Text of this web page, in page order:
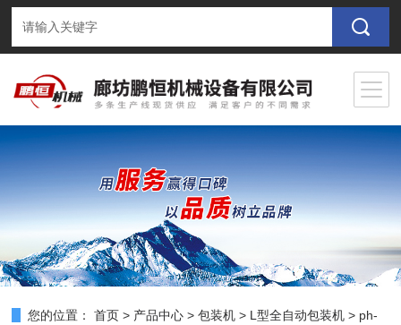
您的位置： 首页 > 产品中心 >包装机 > L型全自动包装机 > ph-